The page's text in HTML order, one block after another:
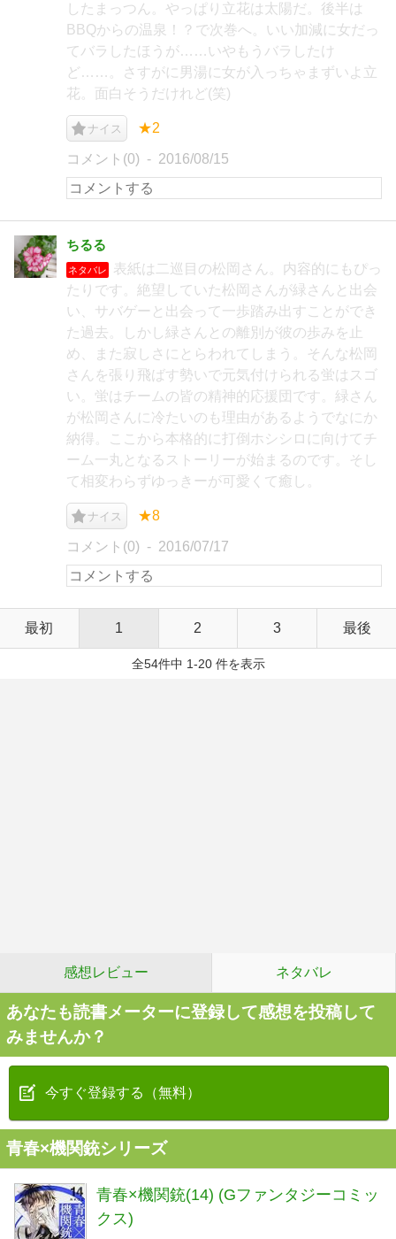
したまっつん。やっぱり立花は太陽だ。後半は
BBQからの温泉！？で次巻へ。いい加減に女だっ
てバラしたほうが……いやもうバラしたけ
ど……。さすがに男湯に女が入っちゃまずいよ立
花。面白そうだけれど(笑)
ナイス ★2
コメント(0) 2016/08/15
ちるる
ネタバレ
表紙は二巡目の松岡さん。内容的にもぴっ
たりです。絶望していた松岡さんが緑さんと出会
い、サバゲーと出会って一歩踏み出すことができ
た過去。しかし緑さんとの離別が彼の歩みを止
め、また寂しさにとらわれてしまう。そんな松岡
さんを張り飛ばす勢いで元気付けられる蛍はスゴ
い。蛍はチームの皆の精神的応援団です。緑さん
が松岡さんに冷たいのも理由があるようでなにか
納得。ここから本格的に打倒ホシシロに向けてチ
ーム一丸となるストーリーが始まるのです。そし
て相変わらずゆっきーが可愛くて癒し。
ナイス ★8
コメント(0) 2016/07/17
最初 1 2 3 最後
全54件中 1-20 件を表示
感想レビュー ネタバレ
あなたも読書メーターに登録して感想を投稿して
みませんか？
今すぐ登録する（無料）
青春×機関銃シリーズ
青春×機関銃(14) (Gファンタジーコミッ
クス)